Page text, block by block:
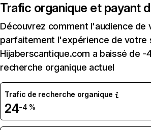
Trafic organique et payant
Découvrez comment l'audience
parfaitement l'expérience de votre
Hijaberscantique.com a baissé de
recherche organique actuel
Trafic de recherche organique
24-4 %